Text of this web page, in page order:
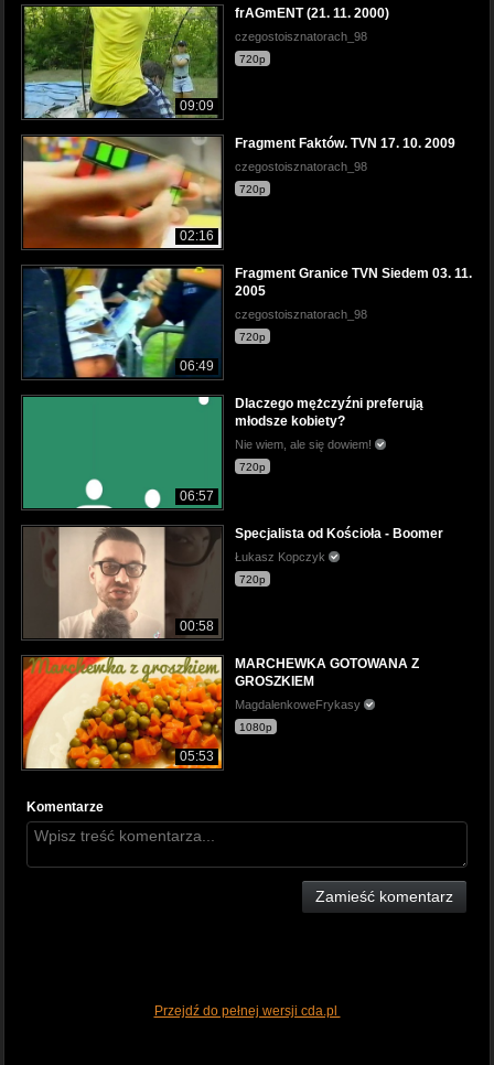
09:09
frAGmENT (21. 11. 2000)
czegostoisznatorach_98
720p
02:16
Fragment Faktów. TVN 17. 10. 2009
czegostoisznatorach_98
720p
06:49
Fragment Granice TVN Siedem 03. 11.
2005
czegostoisznatorach_98
720p
06:57
Dlaczego mężczyźni preferują
młodsze kobiety?
Nie wiem, ale się dowiem!
720p
00:58
Specjalista od Kościoła - Boomer
Łukasz Kopczyk
720p
05:53
MARCHEWKA GOTOWANA Z
GROSZKIEM
MagdalenkoweFrykasy
1080p
Komentarze
Zamieść komentarz
Przejdź do pełnej wersji cda.pl